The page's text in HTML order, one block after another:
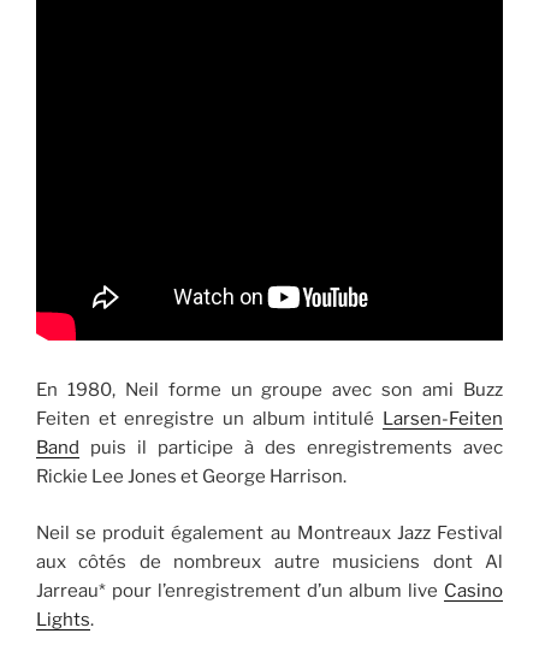
En 1980, Neil forme un groupe avec son ami Buzz
Feiten et enregistre un album intitulé Larsen-Feiten
Band puis il participe à des enregistrements avec
Rickie Lee Jones et George Harrison.
Neil se produit également au Montreaux Jazz Festival
aux côtés de nombreux autre musiciens dont Al
Jarreau* pour l’enregistrement d’un album live Casino
Lights.